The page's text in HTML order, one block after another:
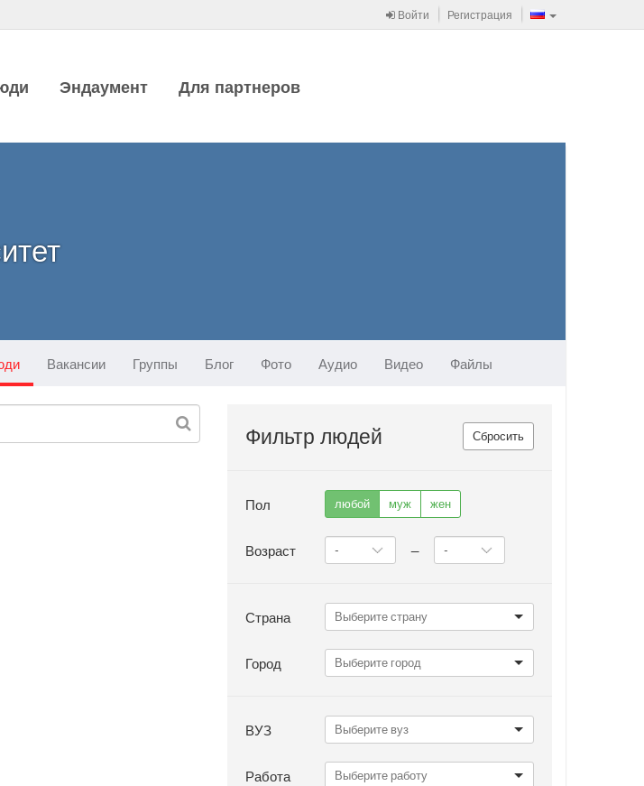
Войти Регистрация
Эндаумент Для партнеров
Вакансии Группы Блог Фото Аудио Видео Файлы
Сбросить
Фильтр людей
Пол любой муж жен
Возраст —
Страна
Город
ВУЗ
Работа